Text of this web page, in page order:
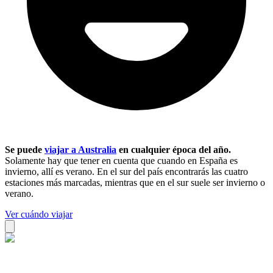
Se puede viajar a Australia en cualquier época del año.
Solamente hay que tener en cuenta que cuando en España es
invierno, allí es verano. En el sur del país encontrarás las cuatro
estaciones más marcadas, mientras que en el sur suele ser invierno o
verano.
Ver cuándo viajar